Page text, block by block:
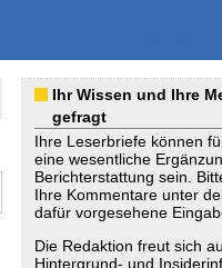
Ihr Wissen und Ihre
gefragt
Ihre Leserbriefe können
eine wesentliche
Berichterstattung sein.
Ihre Kommentare unter
dafür vorgesehene
Die Redaktion freut sich
Hintergrund- und